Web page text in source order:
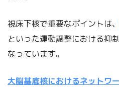
視床下核で重要なポイントは、
といった運動調整における抑
なっています。
大脳基底核におけるネットワ